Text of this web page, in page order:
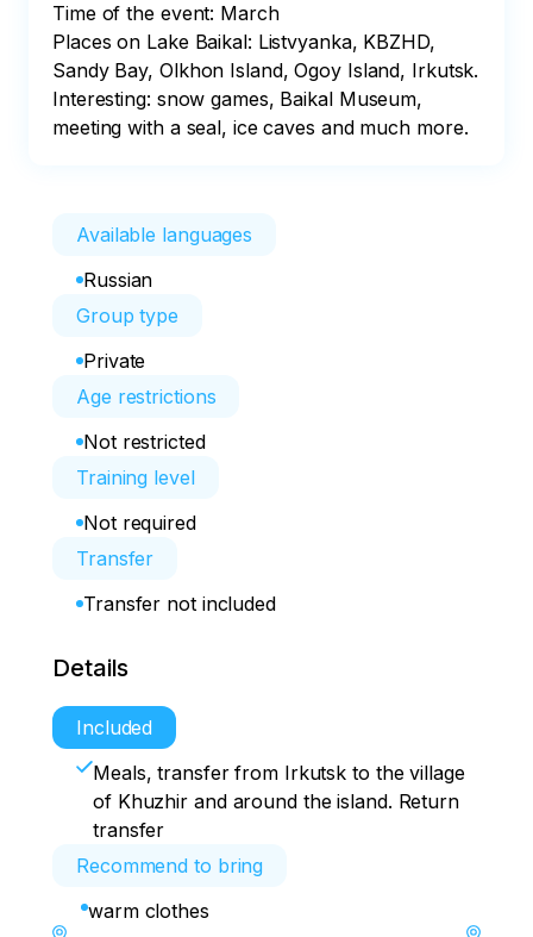
Time of the event: March
Places on Lake Baikal: Listvyanka, KBZHD,
Sandy Bay, Olkhon Island, Ogoy Island, Irkutsk.
Interesting: snow games, Baikal Museum,
meeting with a seal, ice caves and much more.
Available languages
Russian
Group type
Private
Age restrictions
Not restricted
Training level
Not required
Transfer
Transfer not included
Details
Included
Meals, transfer from Irkutsk to the village
of Khuzhir and around the island. Return
transfer
Recommend to bring
warm clothes